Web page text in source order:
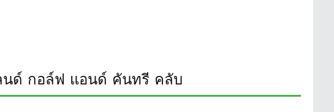
ด์ กอล์ฟ แอนด์ คันทรี คลับ